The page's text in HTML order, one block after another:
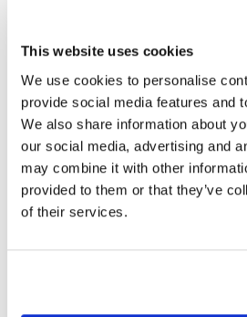
This website uses cookies
We use cookies to personalise
provide social media features and
We also share information about
our social media, advertising and
may combine it with other
provided to them or that they’ve
of their services.
Por otro lado, a la hora de elegir
de alimentación prioriza un pago
navegación fácil y el surtido de
Cómo se define el perfil
online
considera que 1 de cada 2
corresponden a la categoría de